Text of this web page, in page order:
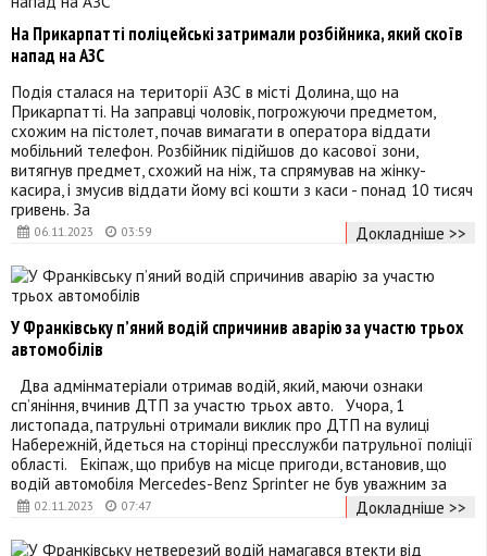
06.11.2023 03:59
На Прикарпатті поліцейські затримали розбійника, який скоїв
напад на АЗС
Подія сталася на території АЗС в місті Долина, що на
Прикарпатті. На заправці чоловік, погрожуючи предметом,
схожим на пістолет, почав вимагати в оператора віддати
мобільний телефон. Розбійник підійшов до касової зони,
витягнув предмет, схожий на ніж, та спрямував на жінку-
касира, і змусив віддати йому всі кошти з каси - понад 10 тисяч
гривень. За
Докладніше >>
02.11.2023 07:47
У Франківську п’яний водій спричинив аварію за участю трьох
автомобілів
Два адмінматеріали отримав водій, який, маючи ознаки
сп’яніння, вчинив ДТП за участю трьох авто. Учора, 1
листопада, патрульні отримали виклик про ДТП на вулиці
Набережній, йдеться на сторінці пресслужби патрульної поліції
області. Екіпаж, що прибув на місце пригоди, встановив, що
водій автомобіля Mercedes-Benz Sprinter не був уважним за
Докладніше >>